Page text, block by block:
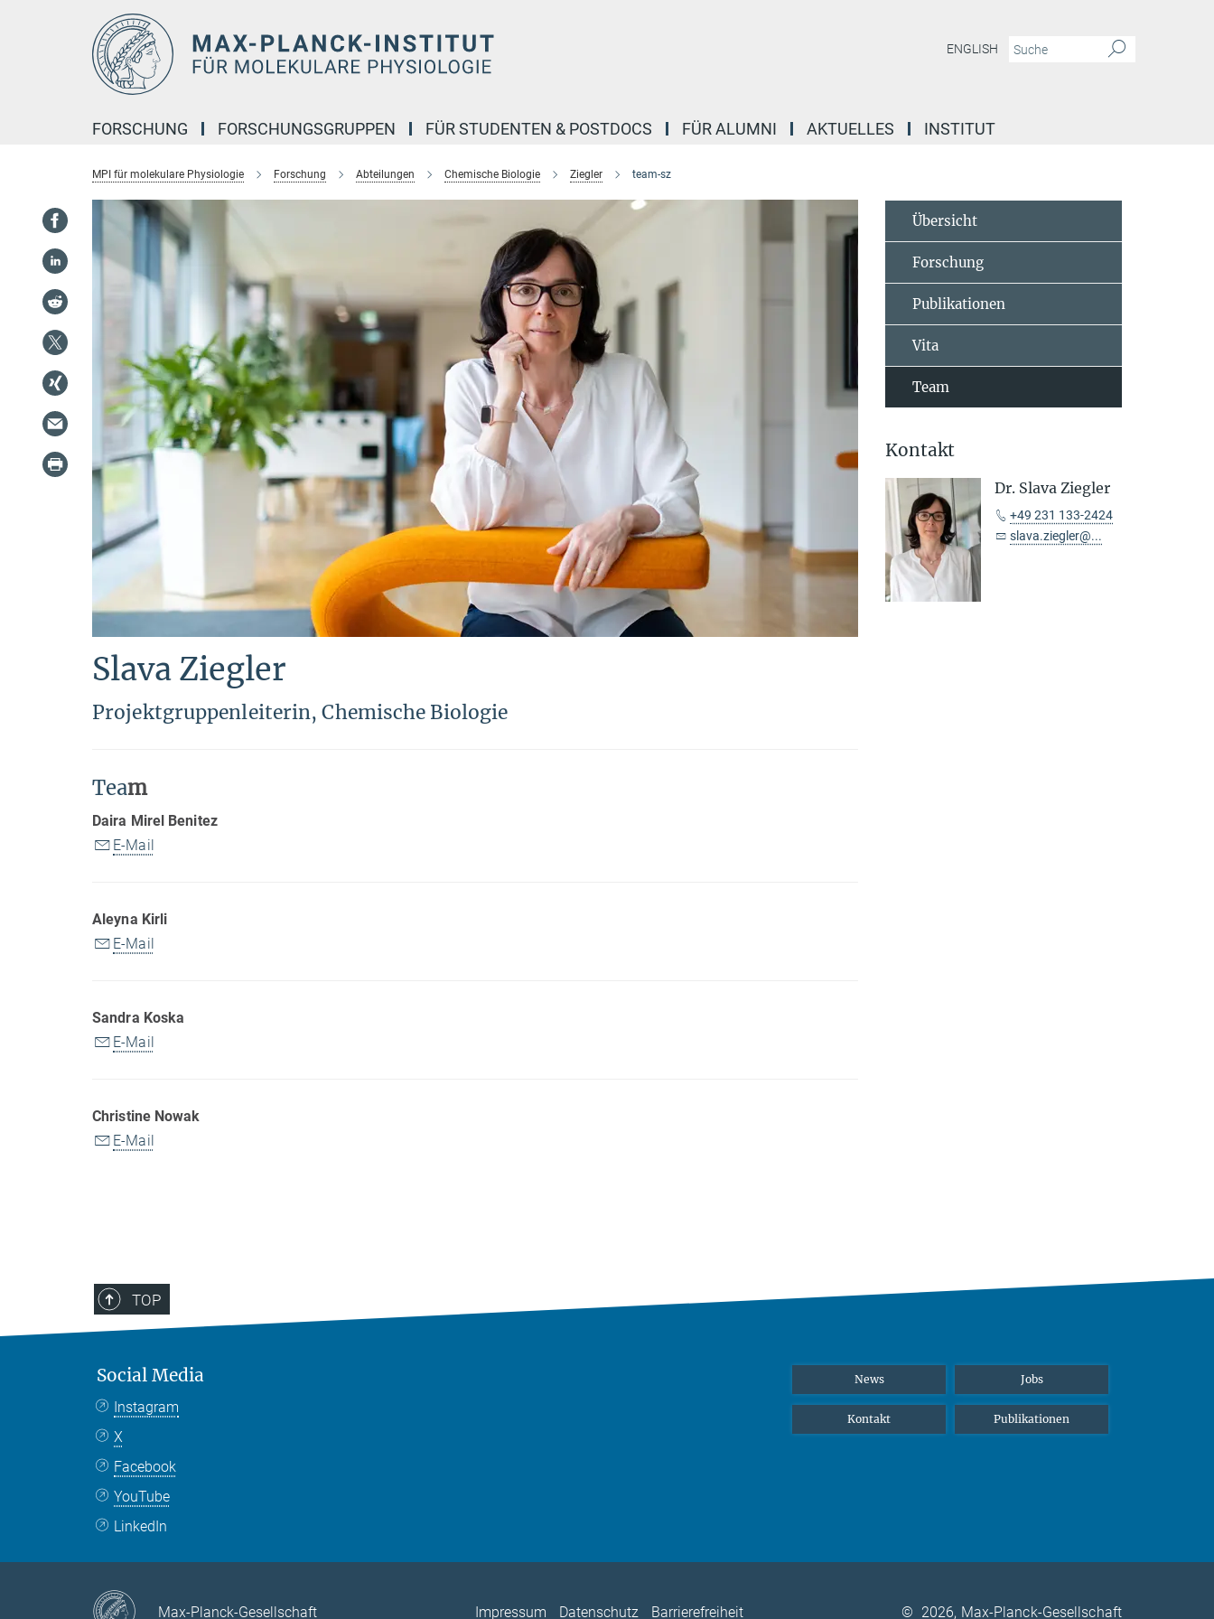
ENGLISH
FORSCHUNG FORSCHUNGSGRUPPEN FÜR STUDENTEN & POSTDOCS FÜR ALUMNI AKTUELLES INSTITUT
MPI für molekulare Physiologie Forschung Abteilungen Chemische Biologie Ziegler team-sz
Slava Ziegler
Projektgruppenleiterin, Chemische Biologie
Team
Daira Mirel Benitez
E-Mail
Aleyna Kirli
E-Mail
Sandra Koska
E-Mail
Christine Nowak
E-Mail
Übersicht
Forschung
Publikationen
Vita
Team
Kontakt
Dr. Slava Ziegler
+49 231 133-2424
slava.ziegler@...
TOP
Social Media
Instagram
X
Facebook
YouTube
LinkedIn
News Jobs
Kontakt Publikationen
Max-Planck-Gesellschaft Impressum Datenschutz Barrierefreiheit © 2026, Max-Planck-Gesellschaft